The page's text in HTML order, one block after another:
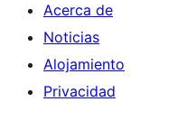
Acerca de
Noticias
Alojamiento
Privacidad